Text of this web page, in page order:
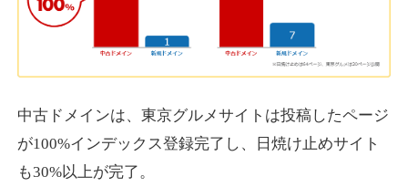
詳細を見る
actagainstaids.com
ジャンルその他
DA38 外部リンク数527 ドメイン年齢26年
10,800円 入札 0件
中古ドメインは、東京グルメサイトは投稿したページ
が100%インデックス登録完了し、日焼け止めサイト
も30%以上が完了。